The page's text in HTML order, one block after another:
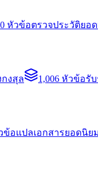
หัวข้อตรวจประวัติยอ
กงสุล 1,006 หัวข้อรั
ข้อแปลเอกสารยอดนิยม